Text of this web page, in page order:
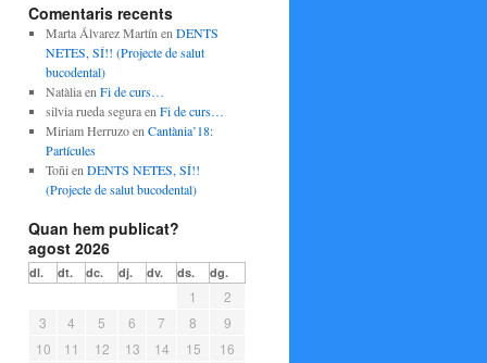
Comentaris recents
Marta Álvarez Martín en DENTS
NETES, SÍ!! (Projecte de salut
bucodental)
Natàliaen Fi de curs…
silvia rueda seguraen Fi de curs…
Miriam Herruzoen Cantània’18:
Partícules
Toñi en DENTS NETES, SÍ!!
(Projecte de salut bucodental)
Quan hem publicat?
agost 2026
dl. dt. dc. dj. dv. ds. dg.
1
2
3
4 5 6 7 8
9
10
11 12 13 14 15
16